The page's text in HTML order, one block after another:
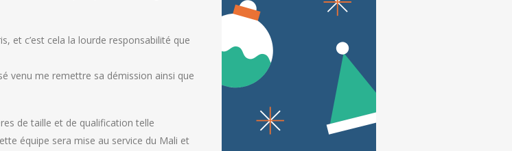
et c’est cela la lourde responsabilité que
venu me remettre sa démission ainsi que
de taille et de qualification telle
équipe sera mise au service du Mali et